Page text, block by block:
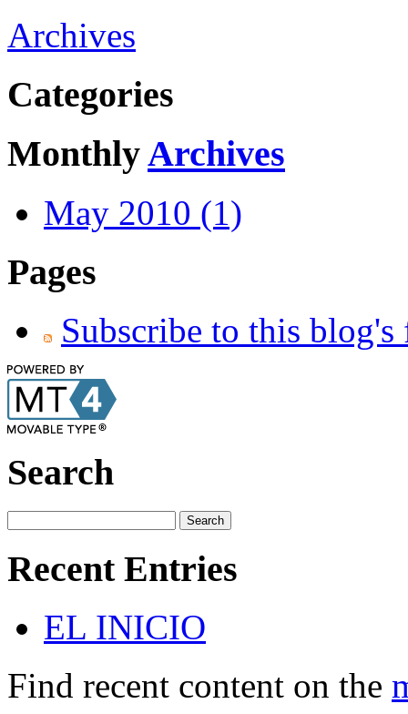
Archives
Categories
MonthlyArchives
May 2010 (1)
Pages
Subscribe to this blog's
Search
Recent Entries
EL INICIO
Find recent content on the